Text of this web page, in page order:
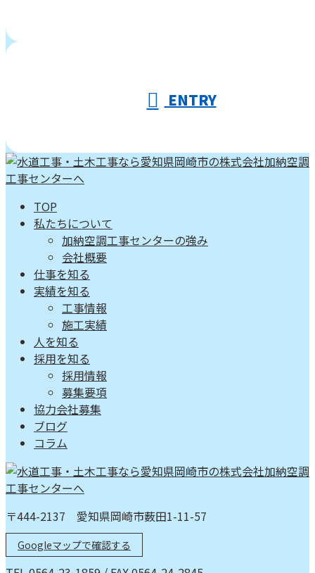
ENTRY
TOP
私たちについて
加納空調工事センターの強み
会社概要
仕事を知る
実績を知る
工事情報
施工実績
人を知る
採用を知る
採用情報
募集要項
協力会社募集
ブログ
コラム
〒444-2137 愛知県岡崎市薮田1-11-57
Googleマップで確認する